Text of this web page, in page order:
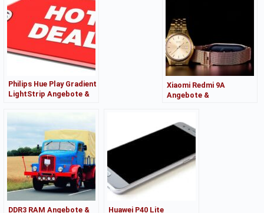
Philips Hue Play Gradient
LightStrip Angebote &
Xiaomi Redmi 9A
Angebote &
DDR3 RAM Angebote & Huawei P40 Lite